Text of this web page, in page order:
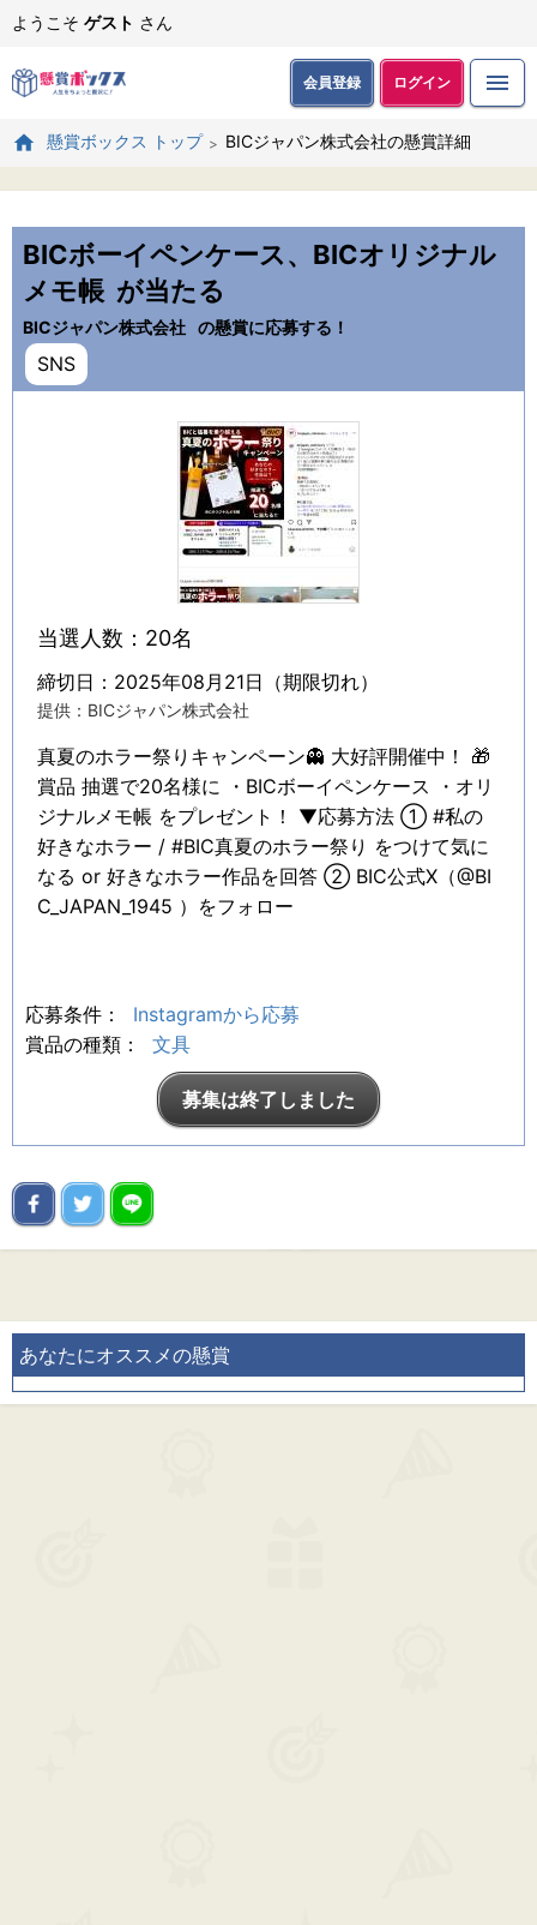
ようこそ ゲスト さん
会員登録 ログイン
懸賞ボックス トップ BICジャパン株式会社の懸賞詳細
BICボーイペンケース、BICオリジナル
メモ帳 が当たる
BICジャパン株式会社 の懸賞に応募する！
SNS
当選人数：20名
締切日：2025年08月21日（期限切れ）
提供：BICジャパン株式会社
真夏のホラー祭りキャンペーン👻 大好評開催中！ 🎁
賞品 抽選で20名様に ・BICボーイペンケース ・オリ
ジナルメモ帳 をプレゼント！ ▼応募方法 ① #私の
好きなホラー / #BIC真夏のホラー祭り をつけて気に
なる or 好きなホラー作品を回答 ② BIC公式X（@BI
C_JAPAN_1945 ）をフォロー
応募条件：
Instagramから応募
賞品の種類：
文具
募集は終了しました
あなたにオススメの懸賞